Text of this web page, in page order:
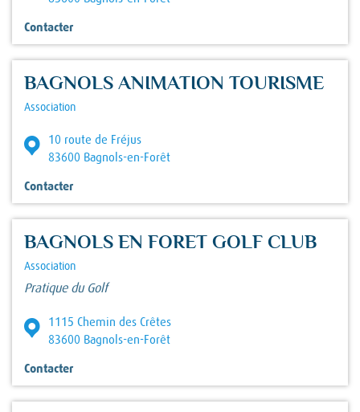
Contacter
BAGNOLS ANIMATION TOURISME
Association
10 route de Fréjus
83600 Bagnols-en-Forêt
Contacter
BAGNOLS EN FORET GOLF CLUB
Association
Pratique du Golf
1115 Chemin des Crêtes
83600 Bagnols-en-Forêt
Contacter